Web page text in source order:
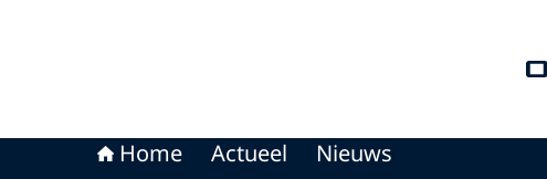
Home Actueel Nieuws